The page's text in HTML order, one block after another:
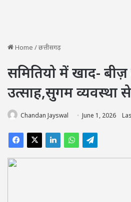
Home /छत्तीसगढ़
समितियो में खाद-
उत्साह,सुगम व्यवस्था
Chandan Jayswal June 1, 2026